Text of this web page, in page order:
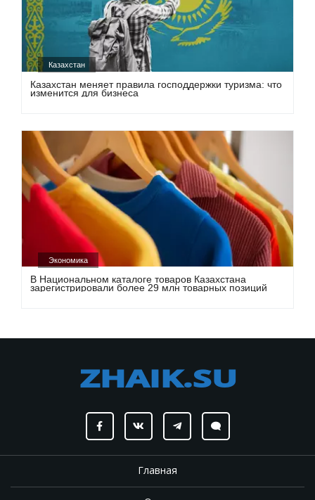
Казахстан
Казахстан меняет правила господдержки туризма: что
изменится для бизнеса
Экономика
В Национальном каталоге товаров Казахстана
зарегистрировали более 29 млн товарных позиций
Главная